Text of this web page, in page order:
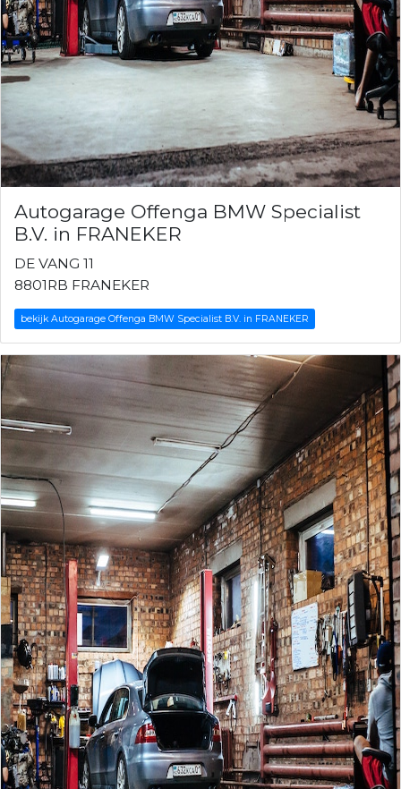
Autogarage Offenga BMW Specialist
B.V. in FRANEKER
DE VANG 11
8801RB FRANEKER
bekijk Autogarage Offenga BMW Specialist B.V. in FRANEKER